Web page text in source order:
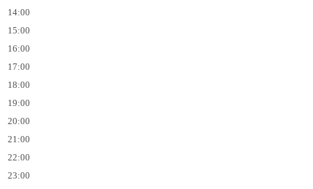
14:00
15:00
16:00
17:00
18:00
19:00
20:00
21:00
22:00
23:00